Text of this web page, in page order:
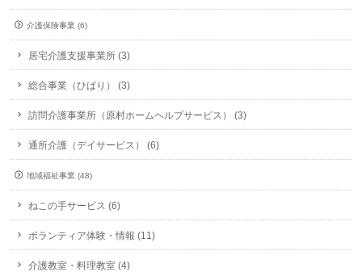
介護保険事業 (6)
居宅介護支援事業所 (3)
総合事業（ひばり） (3)
訪問介護事業所（原村ホームヘルプサービス） (3)
通所介護（デイサービス） (6)
地域福祉事業 (48)
ねこの手サービス (6)
ボランティア体験・情報 (11)
介護教室・料理教室 (4)